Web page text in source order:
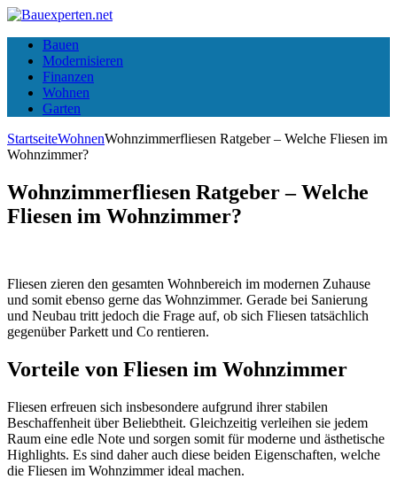
Bauen
Modernisieren
Finanzen
Wohnen
Garten
StartseiteWohnenWohnzimmerfliesen Ratgeber – Welche Fliesen im
Wohnzimmer?
Wohnzimmerfliesen Ratgeber – Welche
Fliesen im Wohnzimmer?
Fliesen zieren den gesamten Wohnbereich im modernen Zuhause
und somit ebenso gerne das Wohnzimmer. Gerade bei Sanierung
und Neubau tritt jedoch die Frage auf, ob sich Fliesen tatsächlich
gegenüber Parkett und Co rentieren.
Vorteile von Fliesen im Wohnzimmer
Fliesen erfreuen sich insbesondere aufgrund ihrer stabilen
Beschaffenheit über Beliebtheit. Gleichzeitig verleihen sie jedem
Raum eine edle Note und sorgen somit für moderne und ästhetische
Highlights. Es sind daher auch diese beiden Eigenschaften, welche
die Fliesen im Wohnzimmer ideal machen.